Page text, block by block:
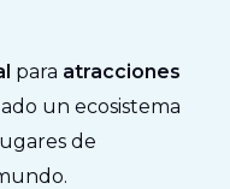
para atracciones
un ecosistema
de